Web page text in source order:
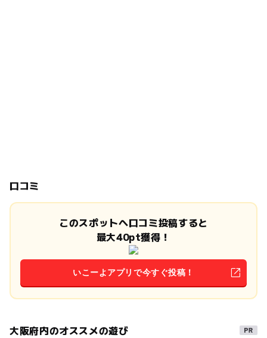
口コミ
このスポットへ口コミ投稿すると
最大40pt獲得！
いこーよアプリで今すぐ投稿！
大阪府内のオススメの遊び